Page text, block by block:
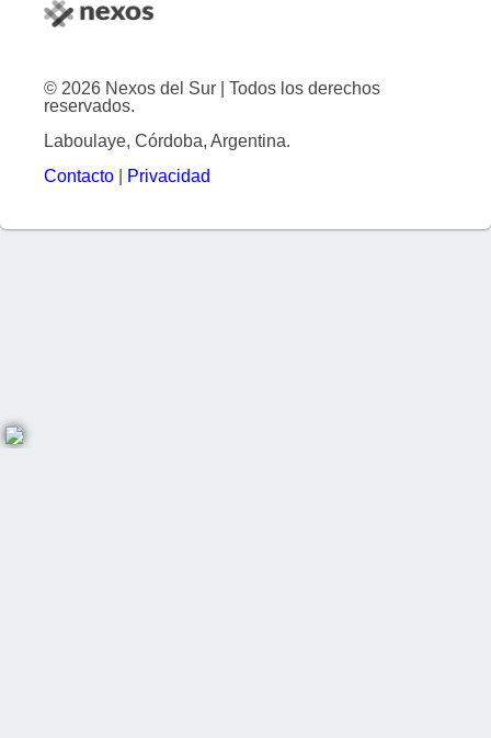
© 2026 Nexos del Sur | Todos los derechos
reservados.
Laboulaye, Córdoba, Argentina.
Contacto
Privacidad